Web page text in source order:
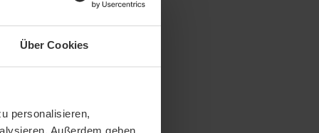
Über Cookies
personalisieren,
Außerdem geben
Steinhagen
Steinhagen